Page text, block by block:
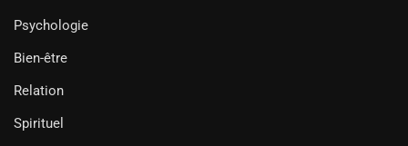
Psychologie
Bien-être
Relation
Spirituel